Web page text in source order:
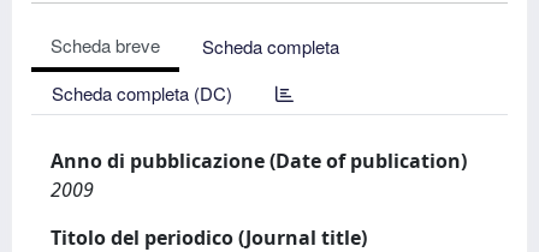
Scheda breve
Scheda completa
Scheda completa (DC)
Anno di pubblicazione (Date of publication)
2009
Titolo del periodico (Journal title)